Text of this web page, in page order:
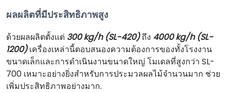
ผลผลิตที่มีประสิทธิภาพสูง
ด้วยผลผลิตตั้งแต่ 300 kg/h (SL-420)ถึง 4000 kg/h (SL-
1200)เครื่องเหล่านี้ตอบสนองความต้องการของทั้งโรงงาน
ขนาดเล็กและการดำเนินงานขนาดใหญ่ โมเดลที่สูงกว่า SL-
700 เหมาะอย่างยิ่งสำหรับการประมวลผลไม้จำนวนมาก ช่วย
เพิ่มประสิทธิภาพอย่างมาก.